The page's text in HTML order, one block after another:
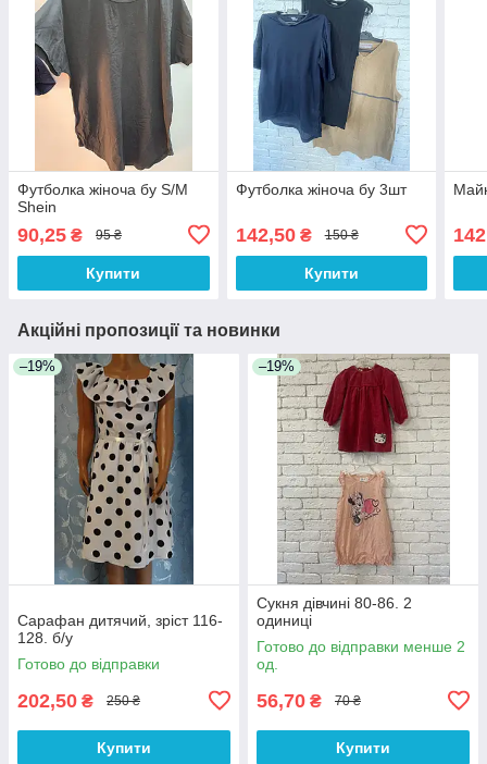
Футболка жіноча бу S/M
Shein
90,25 ₴ 95 ₴
Купити
Футболка жіноча бу 3шт
142,50₴ 150 ₴
Купити
Акційні пропозиції та новинки
–19%
Сарафан дитячий, зріст 116-
128. б/у
Готово до відправки
202,50 ₴ 250 ₴
Купити
–19%
Сукня дівчині 80-86. 2
одиниці
Готово до відправки менше 2
од.
56,70 ₴ 70 ₴
Купити